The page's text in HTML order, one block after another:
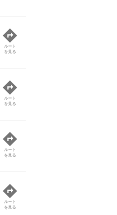
ルート
を見る
ルート
を見る
ルート
を見る
ルート
を見る